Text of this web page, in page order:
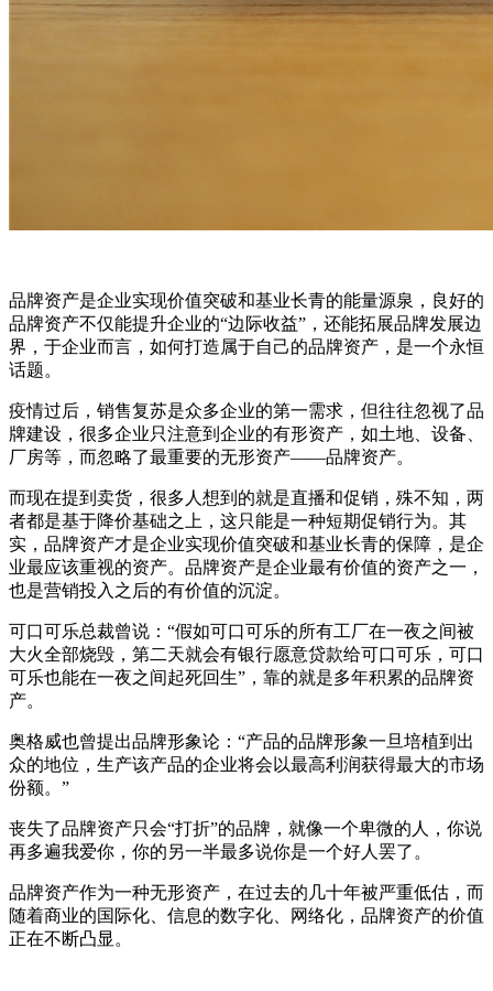
品牌资产是企业实现价值突破和基业长青的能量源泉，良好的
品牌资产不仅能提升企业的“边际收益”，还能拓展品牌发展边
界，于企业而言，如何打造属于自己的品牌资产，是一个永恒
话题。
疫情过后，销售复苏是众多企业的第一需求，但往往忽视了品
牌建设，很多企业只注意到企业的有形资产，如土地、设备、
厂房等，而忽略了最重要的无形资产——品牌资产。
而现在提到卖货，很多人想到的就是直播和促销，殊不知，两
者都是基于降价基础之上，这只能是一种短期促销行为。其
实，品牌资产才是企业实现价值突破和基业长青的保障，是企
业最应该重视的资产。品牌资产是企业最有价值的资产之一，
也是营销投入之后的有价值的沉淀。
可口可乐总裁曾说：“假如可口可乐的所有工厂在一夜之间被
大火全部烧毁，第二天就会有银行愿意贷款给可口可乐，可口
可乐也能在一夜之间起死回生”，靠的就是多年积累的品牌资
产。
奥格威也曾提出品牌形象论：“产品的品牌形象一旦培植到出
众的地位，生产该产品的企业将会以最高利润获得最大的市场
份额。”
丧失了品牌资产只会“打折”的品牌，就像一个卑微的人，你说
再多遍我爱你，你的另一半最多说你是一个好人罢了。
品牌资产作为一种无形资产，在过去的几十年被严重低估，而
随着商业的国际化、信息的数字化、网络化，品牌资产的价值
正在不断凸显。